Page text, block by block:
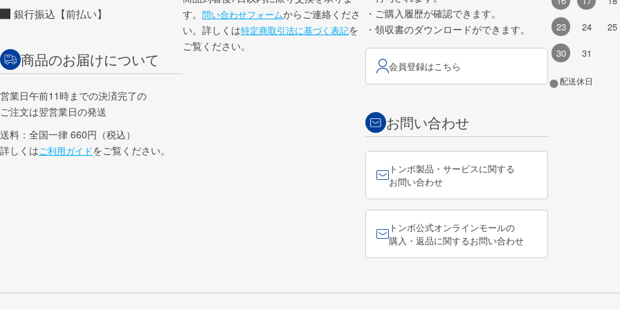
銀行振込【前払い】
商品のお届けについて
営業日午前11時までの決済完了の
ご注文は翌営業日の発送
送料：全国一律 660円（税込）
詳しくはご利用ガイドをご覧ください。
す。 問い合わせフォームからご連絡くださ
い。詳しくは特定商取引法に基づく表記を
ご覧ください。
・ご購入履歴が確認できます。
・領収書のダウンロードができます。
会員登録はこちら
お問い合わせ
トンボ製品・サービスに関する
お問い合わせ
トンボ公式オンラインモールの
購入・返品に関するお問い合わせ
23
24 25
30
31
●配送休日